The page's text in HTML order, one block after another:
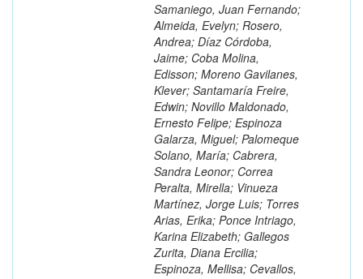
Samaniego, Juan Fernando;
Almeida, Evelyn; Rosero,
Andrea; Díaz Córdoba,
Jaime; Coba Molina,
Edisson; Moreno Gavilanes,
Klever; Santamaría Freire,
Edwin; Novillo Maldonado,
Ernesto Felipe; Espinoza
Galarza, Miguel; Palomeque
Solano, María; Cabrera,
Sandra Leonor; Correa
Peralta, Mirella; Vinueza
Martínez, Jorge Luis; Torres
Arias, Erika; Ponce Intriago,
Karina Elizabeth; Gallegos
Zurita, Diana Ercilia;
Espinoza, Mellisa; Cevallos,